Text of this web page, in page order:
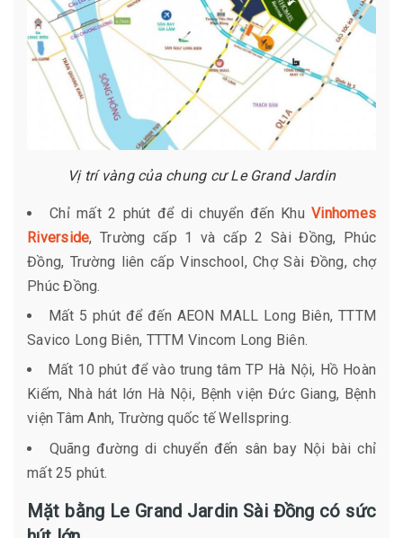
Vị trí vàng của chung cư Le Grand Jardin
Chỉ mất 2 phút để di chuyển đến Khu Vinhomes
Riverside, Trường cấp 1 và cấp 2 Sài Đồng, Phúc
Đồng, Trường liên cấp Vinschool, Chợ Sài Đồng, chợ
Phúc Đồng.
Mất 5 phút để đến AEON MALL Long Biên, TTTM
Savico Long Biên, TTTM Vincom Long Biên.
Mất 10 phút để vào trung tâm TP Hà Nội, Hồ Hoàn
Kiếm, Nhà hát lớn Hà Nội, Bệnh viện Đức Giang, Bệnh
viện Tâm Anh, Trường quốc tế Wellspring.
Quãng đường di chuyển đến sân bay Nội bài chỉ
mất 25 phút.
Mặt bằng Le Grand Jardin Sài Đồng có sức